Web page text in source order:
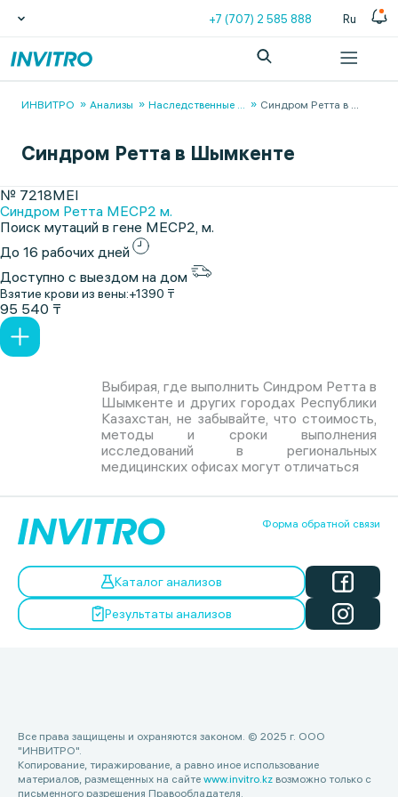
+7 (707) 2 585 888 Ru
ИНВИТРО Анализы Наследственные ... Синдром Ретта в ...
Синдром Ретта в Шымкенте
№ 7218MEI
Синдром Ретта MECP2 м.
Поиск мутаций в гене MECP2, м.
До 16 рабочих дней
Доступно с выездом на дом
Взятие крови из вены:+1390 ₸
95 540 ₸
Выбирая, где выполнить Синдром Ретта в
Шымкенте и других городах Республики
Казахстан, не забывайте, что стоимость,
методы и сроки выполнения
исследований в региональных
медицинских офисах могут отличаться
Форма обратной связи
Каталог анализов
Результаты анализов
Все права защищены и охраняются законом. © 2025 г. ООО
"ИНВИТРО".
Копирование, тиражирование, а равно иное использование
материалов, размещенных на сайте www.invitro.kz возможно только с
письменного разрешения Правообладателя.